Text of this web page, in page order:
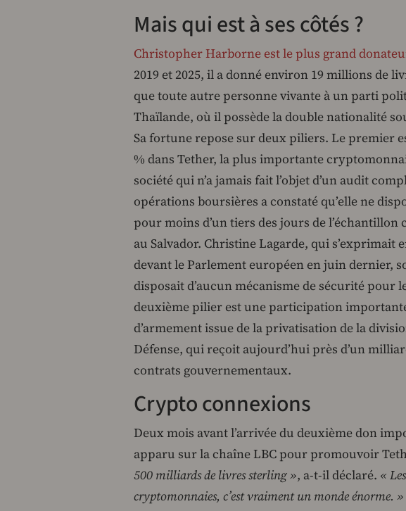
Mais qui est à ses côtés ?
Christopher Harborne est le plus grand
2019 et 2025, il a donné environ 19 millions de
que toute autre personne vivante à un parti
Thaïlande, où il possède la double nationalité
Sa fortune repose sur deux piliers. Le premier
% dans Tether, la plus importante
société qui n’a jamais fait l’objet d’un audit
opérations boursières a constaté qu’elle ne
pour moins d’un tiers des jours de l’échantillon
au Salvador. Christine Lagarde, qui s’exprimait
devant le Parlement européen en juin dernier,
disposait d’aucun mécanisme de sécurité pour
deuxième pilier est une participation
d’armement issue de la privatisation de la
Défense, qui reçoit aujourd’hui près d’un
contrats gouvernementaux.
Crypto connexions
Deux mois avant l’arrivée du deuxième don
apparu sur la chaîne LBC pour promouvoir
500 milliards de livres sterling », a-t-il déclaré. «
cryptomonnaies, c’est vraiment un monde énorme. »